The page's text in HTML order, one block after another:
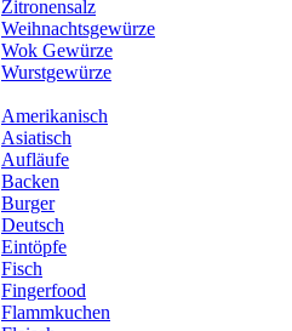
Zitronensalz
Weihnachtsgewürze
Wok Gewürze
Wurstgewürze
Amerikanisch
Asiatisch
Aufläufe
Backen
Burger
Deutsch
Eintöpfe
Fisch
Fingerfood
Flammkuchen